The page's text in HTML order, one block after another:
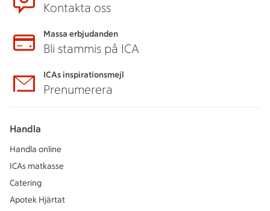
Kontakta oss
Massa erbjudanden
Bli stammis på ICA
ICAs inspirationsmejl
Prenumerera
Handla
Handla online
ICAs matkasse
Catering
Apotek Hjärtat